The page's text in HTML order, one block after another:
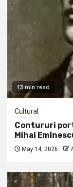
13 min read
Cultural
Contururi
Mihai
May 14, 2026